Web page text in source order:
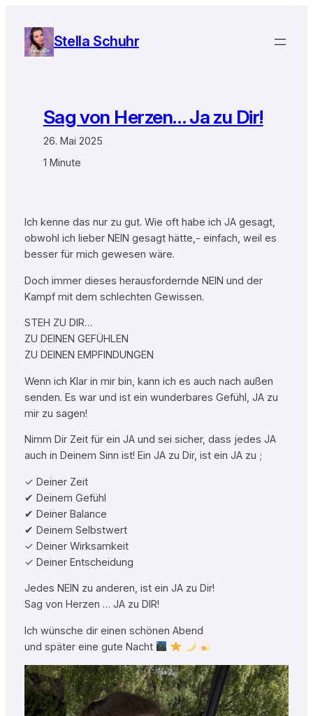
Inhalt
springen
Stella Schuhr
Sag von Herzen… Ja zu Dir!
26. Mai 2025
1 Minute
Ich kenne das nur zu gut. Wie oft habe ich JA gesagt,
obwohl ich lieber NEIN gesagt hätte,- einfach, weil es
besser für mich gewesen wäre.
Doch immer dieses herausfordernde NEIN und der
Kampf mit dem schlechten Gewissen.
STEH ZU DIR…
ZU DEINEN GEFÜHLEN
ZU DEINEN EMPFINDUNGEN
Wenn ich Klar in mir bin, kann ich es auch nach außen
senden. Es war und ist ein wunderbares Gefühl, JA zu
mir zu sagen!
Nimm Dir Zeit für ein JA und sei sicher, dass jedes JA
auch in Deinem Sinn ist! Ein JA zu Dir, ist ein JA zu ;
✓ Deiner Zeit
✔ Deinem Gefühl
✔ Deiner Balance
✔ Deinem Selbstwert
✓ Deiner Wirksamkeit
✓ Deiner Entscheidung
Jedes NEIN zu anderen, ist ein JA zu Dir!
Sag von Herzen … JA zu DIR!
Ich wünsche dir einen schönen Abend
und später eine gute Nacht